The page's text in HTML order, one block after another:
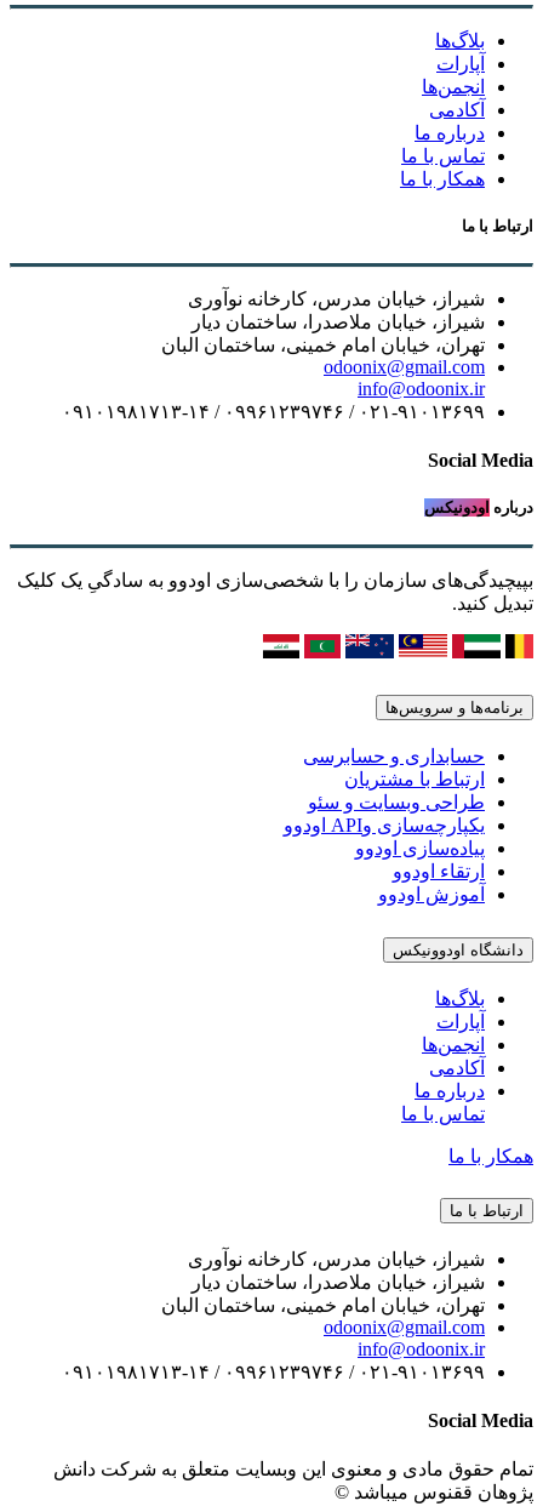
بلاگ‌ها
آپارات
انجمن‌ها
آکادمی
درباره ما
تماس با ما
همکار با ما
ارتباط با ما
شیراز، خیابان مدرس، کارخانه نوآوری
شیراز، خیابان ملاصدرا، ساختمان دیار
تهران، خیابان امام خمینی، ساختمان البان
odoonix@gmail.com
info@odoonix.ir
۰۲۱-۹۱۰۱۳۶۹۹ / ۰۹۹۶۱۲۳۹۷۴۶ / ۰۹۱۰۱۹۸۱۷۱۳-۱۴
Social Media
درباره اودونیکس
بپیچیدگی‌های سازمان را با شخصی‌سازی اودوو به سادگیِ یک کلیک
تبدیل کنید.
برنامه‌ها و سرویس‌ها
حسابداری و حسابرسی
ارتباط با مشتریان
طراحی وبسایت و سئو
یکپارچه‌سازی وAPI اودوو
پیاده‌سازی اودوو
ارتقاء اودوو
آموزش اودوو
دانشگاه اودوونیکس
بلاگ‌ها
آپارات
انجمن‌ها
آکادمی
درباره ما
تماس با ما
همکار با ما
ارتباط با ما
شیراز، خیابان مدرس، کارخانه نوآوری
شیراز، خیابان ملاصدرا، ساختمان دیار
تهران، خیابان امام خمینی، ساختمان البان
odoonix@gmail.com
info@odoonix.ir
۰۲۱-۹۱۰۱۳۶۹۹ / ۰۹۹۶۱۲۳۹۷۴۶ / ۰۹۱۰۱۹۸۱۷۱۳-۱۴
Social Media
تمام حقوق مادی و معنوی این وبسایت متعلق به شرکت دانش
پژوهان ققنوس میباشد ©